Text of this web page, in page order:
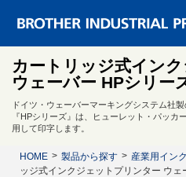
カートリッジ式イン
ウェーバー HPシリー
ドイツ・ウェーバーマーキングシステム社
『HPシリーズ』は、ヒューレット・パッカ
用して印字します。
HOME 製品から探す 産業用イン
ッジ式インクジェットプリンター ウ